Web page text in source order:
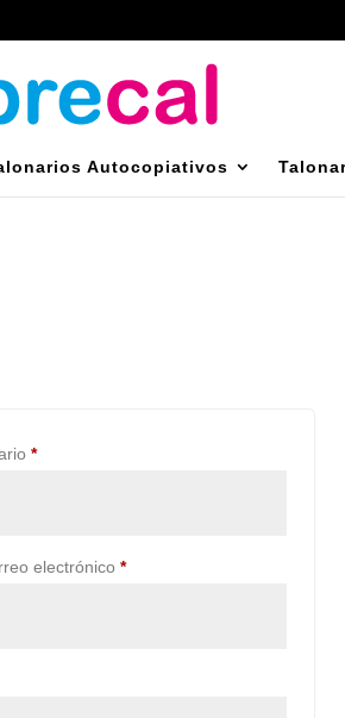
Autocopiativos
*Obligatorio
electrónico *Obligatorio